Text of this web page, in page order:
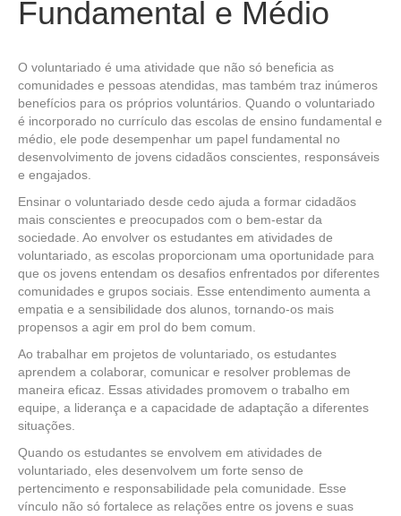
Fundamental e Médio
O voluntariado é uma atividade que não só beneficia as
comunidades e pessoas atendidas, mas também traz inúmeros
benefícios para os próprios voluntários. Quando o voluntariado
é incorporado no currículo das escolas de ensino fundamental e
médio, ele pode desempenhar um papel fundamental no
desenvolvimento de jovens cidadãos conscientes, responsáveis
e engajados.
Ensinar o voluntariado desde cedo ajuda a formar cidadãos
mais conscientes e preocupados com o bem-estar da
sociedade. Ao envolver os estudantes em atividades de
voluntariado, as escolas proporcionam uma oportunidade para
que os jovens entendam os desafios enfrentados por diferentes
comunidades e grupos sociais. Esse entendimento aumenta a
empatia e a sensibilidade dos alunos, tornando-os mais
propensos a agir em prol do bem comum.
Ao trabalhar em projetos de voluntariado, os estudantes
aprendem a colaborar, comunicar e resolver problemas de
maneira eficaz. Essas atividades promovem o trabalho em
equipe, a liderança e a capacidade de adaptação a diferentes
situações.
Quando os estudantes se envolvem em atividades de
voluntariado, eles desenvolvem um forte senso de
pertencimento e responsabilidade pela comunidade. Esse
vínculo não só fortalece as relações entre os jovens e suas